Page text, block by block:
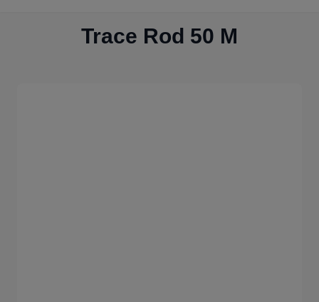
Trace Rod 50 M